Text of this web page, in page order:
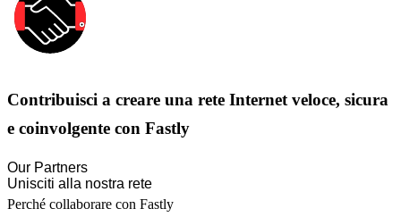
Contribuisci a creare una rete Internet veloce, sicura
e coinvolgente con Fastly
Our Partners
Unisciti alla nostra rete
Perché collaborare con Fastly